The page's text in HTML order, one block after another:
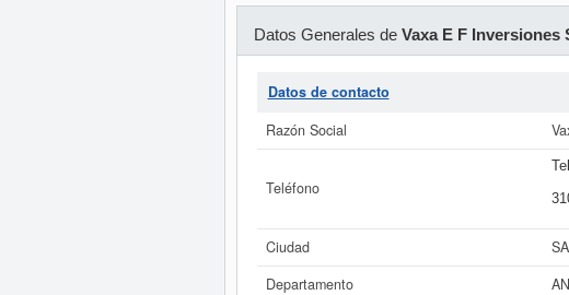
Datos Generales de Vaxa E F Inversiones
Datos de contacto
Razón Social
Teléfono
Ciudad
Departamento